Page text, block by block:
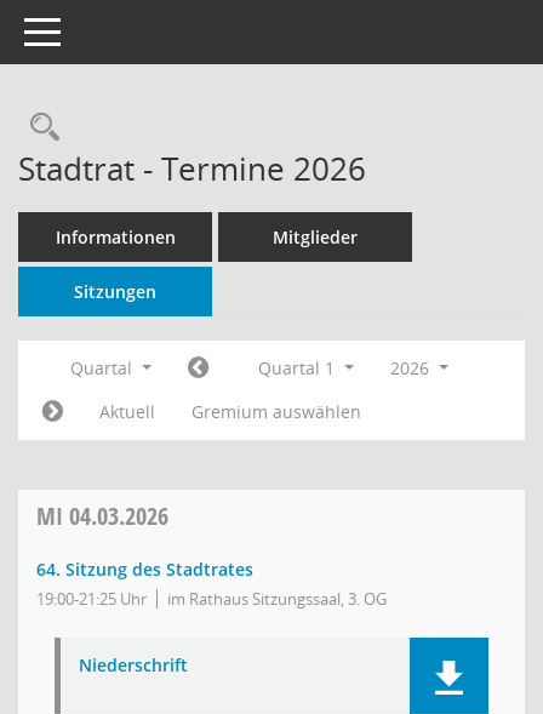
Toggle navigation
Rechercheauswahl
Stadtrat - Termine 2026
Informationen Mitglieder
Sitzungen
Quartal Quartal 1
2026
Aktuell
Gremium auswählen
MI 04.03.2026
64. Sitzung des Stadtrates
19:00-21:25 Uhr im Rathaus Sitzungssaal, 3. OG
Niederschrift